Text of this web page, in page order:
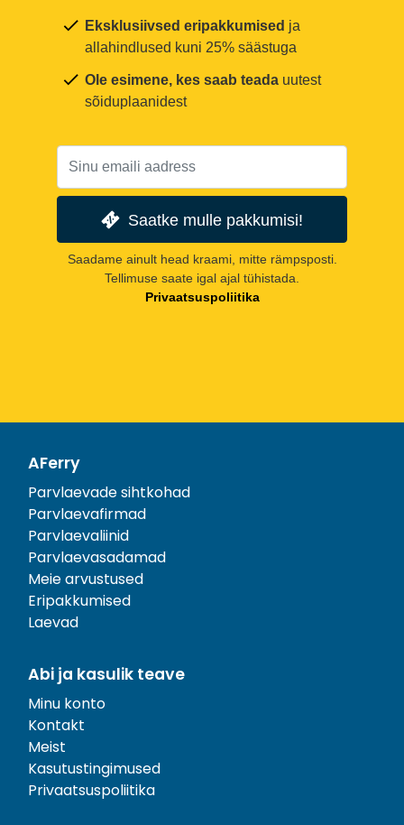
Eksklusiivsed eripakkumised ja
allahindlused kuni 25% säästuga
Ole esimene, kes saab teada uutest
sõiduplaanidest
Saatke mulle pakkumisi!
Saadame ainult head kraami, mitte rämpsposti.
Tellimuse saate igal ajal tühistada.
Privaatsuspoliitika
AFerry
Parvlaevade sihtkohad
Parvlaevafirmad
Parvlaevaliinid
Parvlaevasadamad
Meie arvustused
Eripakkumised
Laevad
Abi ja kasulik teave
Minu konto
Kontakt
Meist
Kasutustingimused
Privaatsuspoliitika